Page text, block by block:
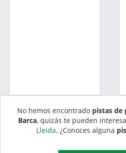
No hemos encontrado pistas de
Barca, quizás te pueden
Lleida. ¿Conoces alguna